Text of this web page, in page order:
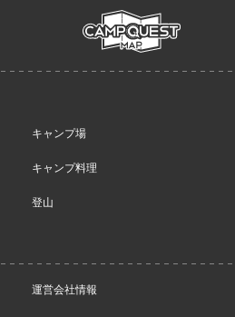
campmap
キャンプ場
キャンプ料理
登山
運営会社情報